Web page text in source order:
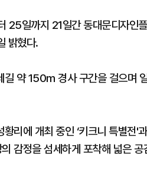
25일까지 21일간 동대문디자인
밝혔다.
약 150m 경사 구간을 걸으며
리에 개최 중인 ‘키크니 특별전'
감정을 섬세하게 포착해 넓은